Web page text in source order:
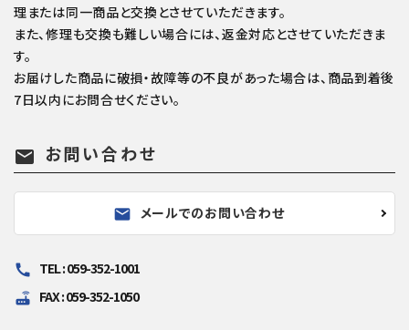
理または同一商品と交換とさせていただきます。
また、修理も交換も難しい場合には、返金対応とさせていただきま
す。
お届けした商品に破損・故障等の不良があった場合は、商品到着後
7日以内にお問合せください。
mail お問い合わせ
mail メールでのお問い合わせ
call TEL : 059-352-1001
router FAX : 059-352-1050